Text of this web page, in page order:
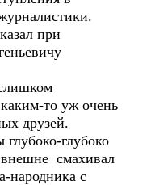
при
то уж очень
друзей.
глубоко
смахивал
народника с